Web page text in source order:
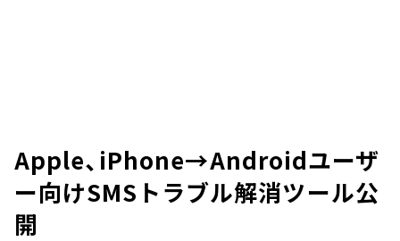
Apple、iPhone→Androidユーザ
ー向けSMSトラブル解消ツール公
開